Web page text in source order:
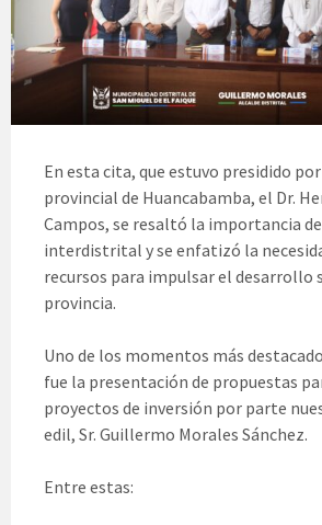
En esta cita, que estuvo presidido
provincial de Huancabamba, el Dr.
Campos, se resaltó la importancia
interdistrital y se enfatizó la
recursos para impulsar el desarrollo
provincia.
Uno de los momentos más
fue la presentación de propuestas
proyectos de inversión por parte
edil, Sr. Guillermo Morales Sánchez.
Entre estas: